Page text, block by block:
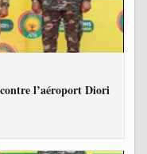
l’aéroport Diori